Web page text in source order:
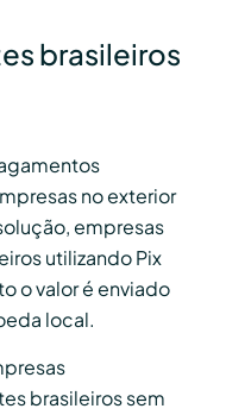
brasileiros
no exterior
empresas
utilizando Pix
o valor é enviado
local.
brasileiros sem